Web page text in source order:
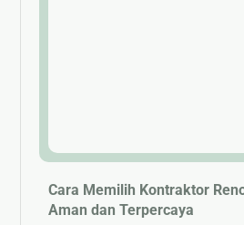
Cara Memilih Kontraktor
Aman dan Terpercaya